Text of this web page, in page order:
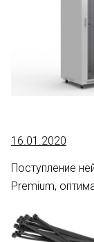
16.01.2020
Поступление
Premium,